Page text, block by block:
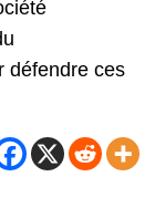
défendre ces